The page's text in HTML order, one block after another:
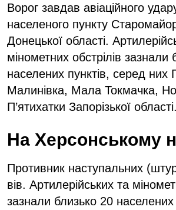
Ворог завдав авіаційного
населеного пункту
Донецької області.
мінометних обстрілів зазнали
населених пунктів, серед них
Малинівка, Мала Токмачка,
П’ятихатки Запорізької області.
На Херсонському
Противник наступальних
вів. Артилерійських та
зазнали близько 20 населених